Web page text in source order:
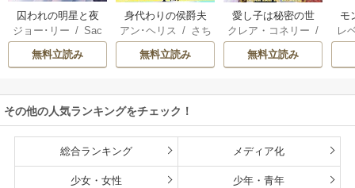
囚われの明星と夜
明けのシュヴァリ
エ
ジョー･リー /Sac
hiyo
無料立読み
身代わりの侯爵夫
人
アン･ヘリス / さち
みりほ
無料立読み
愛し子は秘密の世
継ぎ
クレア・コネリー /
津寺里可子
無料立読み
モ
結
レ
その他の人気ランキングをチェック！
総合ランキング メディア化
少女・女性 少年・青年